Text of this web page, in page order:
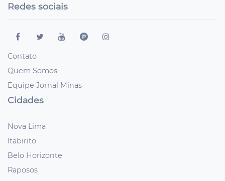
Redes sociais
Contato
Quem Somos
Equipe Jornal Minas
Cidades
Nova Lima
Itabirito
Belo Horizonte
Raposos